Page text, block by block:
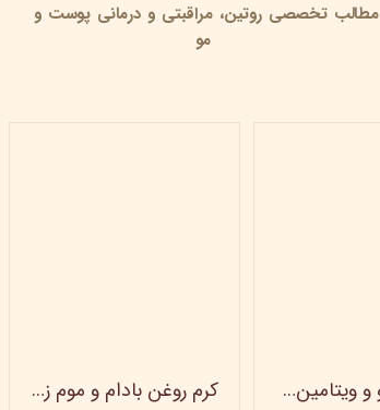
مطالب تخصصی روتین،مراقبتی و درمانی پوست و
مو
کرم روغن بادام و موم زنبور عسل ویتابلا - 60 میلی لیتر کرم آووکادو و ویتامینE ویتابلا - تیوپی 60 میلی‌لیتر